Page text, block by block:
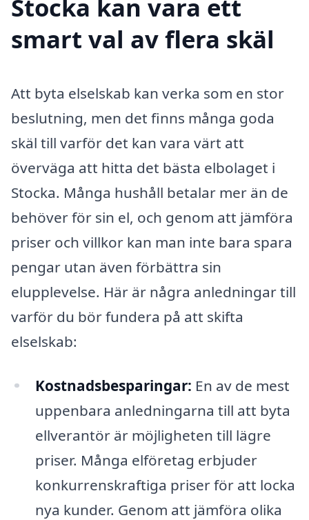
Stocka kan vara ett
smart val av flera skäl
Att byta elselskab kan verka som en stor
beslutning, men det finns många goda
skäl till varför det kan vara värt att
överväga att hitta det bästa elbolaget i
Stocka. Många hushåll betalar mer än de
behöver för sin el, och genom att jämföra
priser och villkor kan man inte bara spara
pengar utan även förbättra sin
elupplevelse. Här är några anledningar till
varför du bör fundera på att skifta
elselskab:
Kostnadsbesparingar: En av de mest
uppenbara anledningarna till att byta
ellverantör är möjligheten till lägre
priser. Många elföretag erbjuder
konkurrenskraftiga priser för att locka
nya kunder. Genom att jämföra olika